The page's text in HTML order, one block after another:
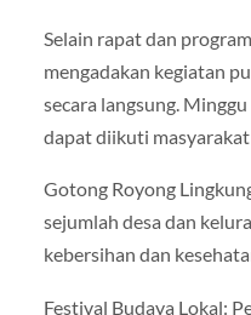
Selain rapat dan
mengadakan kegiatan
secara langsung.
dapat diikuti
Gotong Royong
sejumlah desa dan
kebersihan dan
Festival Budaya Lokal: